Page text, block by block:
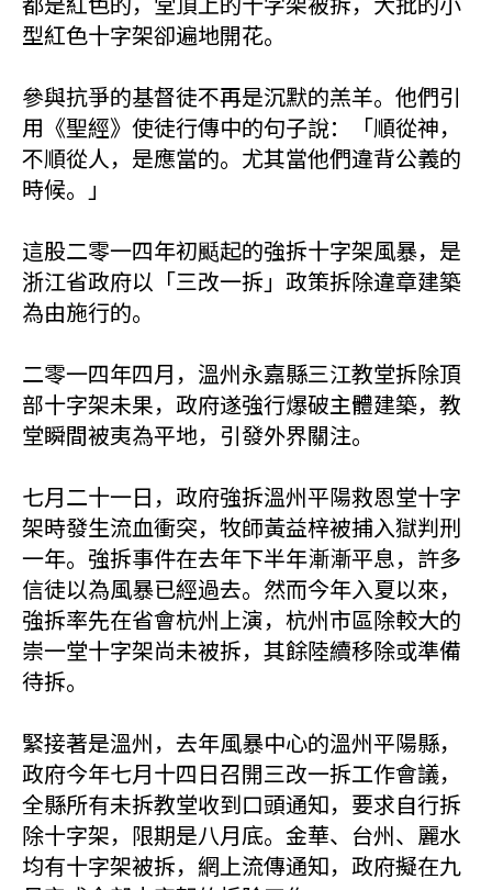
型紅色十字架卻遍地開花。
參與抗爭的基督徒不再是沉默的羔羊。他們引
用《聖經》使徒行傳中的句子說：「順從神，
不順從人，是應當的。尤其當他們違背公義的
時候。」
這股二零一四年初颳起的強拆十字架風暴，是
浙江省政府以「三改一拆」政策拆除違章建築
為由施行的。
二零一四年四月，溫州永嘉縣三江教堂拆除頂
部十字架未果，政府遂強行爆破主體建築，教
堂瞬間被夷為平地，引發外界關注。
七月二十一日，政府強拆溫州平陽救恩堂十字
架時發生流血衝突，牧師黃益梓被捕入獄判刑
一年。強拆事件在去年下半年漸漸平息，許多
信徒以為風暴已經過去。然而今年入夏以來，
強拆率先在省會杭州上演，杭州市區除較大的
崇一堂十字架尚未被拆，其餘陸續移除或準備
待拆。
緊接著是溫州，去年風暴中心的溫州平陽縣，
政府今年七月十四日召開三改一拆工作會議，
全縣所有未拆教堂收到口頭通知，要求自行拆
除十字架，限期是八月底。金華、台州、麗水
均有十字架被拆，網上流傳通知，政府擬在九